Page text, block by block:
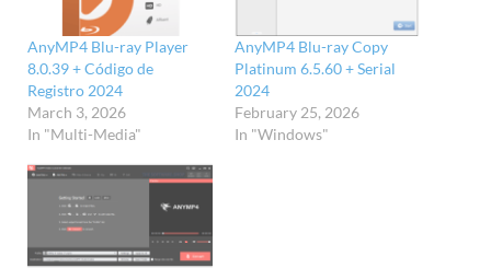
AnyMP4 Blu-ray Player
8.0.39 + Código de
Registro 2024
March 3, 2026
In "Multi-Media"
AnyMP4 Blu-ray Copy
Platinum 6.5.60 + Serial
2024
February 25, 2026
In "Windows"